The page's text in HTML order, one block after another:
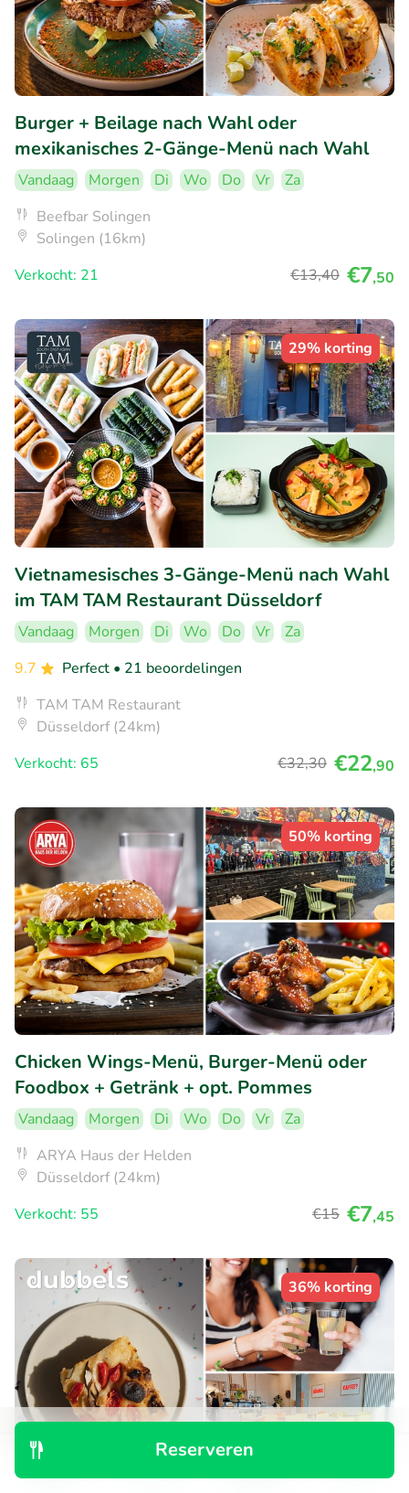
Reserveren
Burger + Beilage nach Wahl oder
mexikanisches 2-Gänge-Menü nach Wahl
Vandaag Morgen Di Wo Do Vr
Za
Beefbar Solingen
Solingen (16km)
Verkocht: 21
€13,40 €7,50
29% korting
Vietnamesisches 3-Gänge-Menü nach Wahl
im TAM TAM Restaurant Düsseldorf
Vandaag Morgen Di Wo Do Vr
Za
9.7
Perfect • 21 beoordelingen
TAM TAM Restaurant
Düsseldorf (24km)
Verkocht: 65
€32,30 €22,90
50% korting
Chicken Wings-Menü, Burger-Menü oder
Foodbox + Getränk + opt. Pommes
Vandaag Morgen Di Wo Do Vr
Za
ARYA Haus der Helden
Düsseldorf (24km)
Verkocht: 55
€15 €7,45
36% korting